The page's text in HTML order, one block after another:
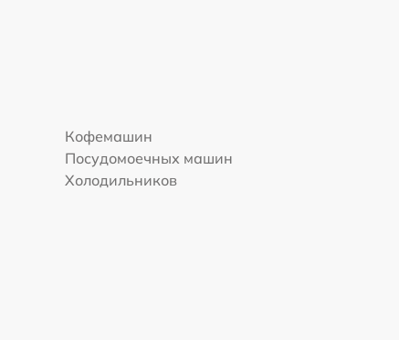
Кофемашин
Посудомоечных машин
Холодильников